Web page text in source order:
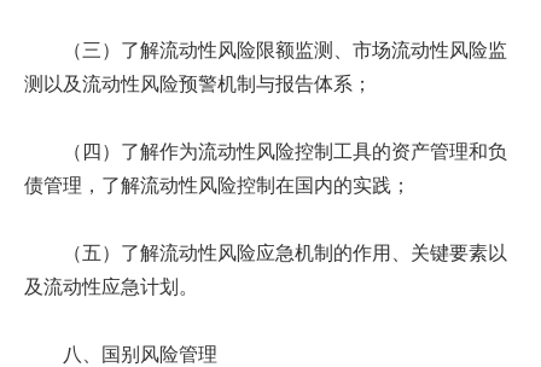
（三）了解流动性风险限额监测、市场流动性风险监
测以及流动性风险预警机制与报告体系；
（四）了解作为流动性风险控制工具的资产管理和负
债管理，了解流动性风险控制在国内的实践；
（五）了解流动性风险应急机制的作用、关键要素以
及流动性应急计划。
八、国别风险管理